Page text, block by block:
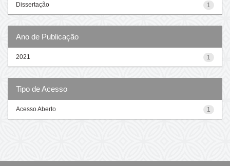
1
Dissertação
Ano de Publicação
1
2021
Tipo de Acesso
1
Acesso Aberto